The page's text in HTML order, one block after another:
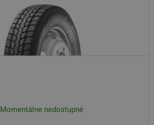
Momentálne nedostupné